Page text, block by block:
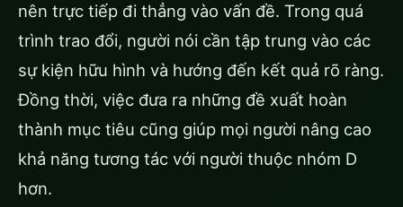
nên trực tiếp đi thẳng vào vấn đề. Trong quá
trình trao đổi, người nói cần tập trung vào các
sự kiện hữu hình và hướng đến kết quả rõ ràng.
Đồng thời, việc đưa ra những đề xuất hoàn
thành mục tiêu cũng giúp mọi người nâng cao
khả năng tương tác với người thuộc nhóm D
hơn.